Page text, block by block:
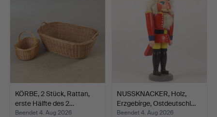
KÖRBE, 2 Stück, Rattan,
erste Hälfte des 2…
Beendet 4. Aug 2026
NUSSKNACKER, Holz,
Erzgebirge, Ostdeutschl…
Beendet 4. Aug 2026